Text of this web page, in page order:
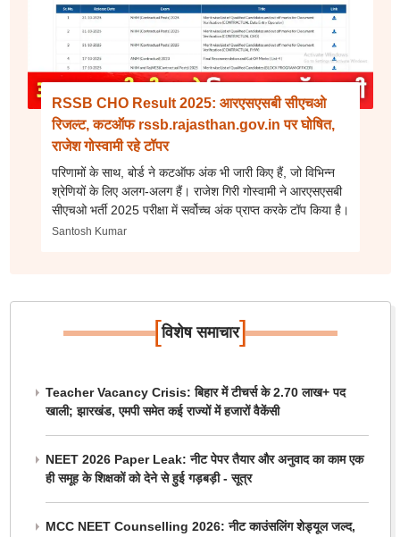
RSSB CHO Result 2025: आरएसएसबी सीएचओ
रिजल्ट, कटऑफ rssb.rajasthan.gov.in पर घोषित,
राजेश गोस्वामी रहे टॉपर
परिणामों के साथ, बोर्ड ने कटऑफ अंक भी जारी किए हैं, जो विभिन्न
श्रेणियों के लिए अलग-अलग हैं। राजेश गिरी गोस्वामी ने आरएसएसबी
सीएचओ भर्ती 2025 परीक्षा में सर्वोच्च अंक प्राप्त करके टॉप किया है।
Santosh Kumar
[विशेष समाचार]
Teacher Vacancy Crisis: बिहार में टीचर्स के 2.70 लाख+ पद
खाली; झारखंड, एमपी समेत कई राज्यों में हजारों वैकेंसी
NEET 2026 Paper Leak: नीट पेपर तैयार और अनुवाद का काम एक
ही समूह के शिक्षकों को देने से हुई गड़बड़ी - सूत्र
MCC NEET Counselling 2026: नीट काउंसलिंग शेड्यूल जल्द,